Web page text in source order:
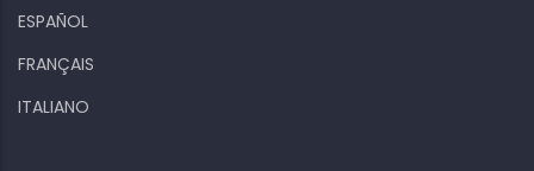
ESPAÑOL
FRANÇAIS
ITALIANO